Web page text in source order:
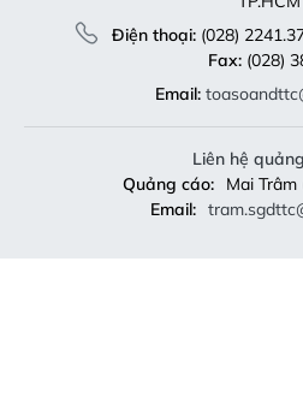
Điện thoại:(028)
Fax:(028)
Email:
Liên hệ
Quảng cáo:
Mai Trâm
Email: